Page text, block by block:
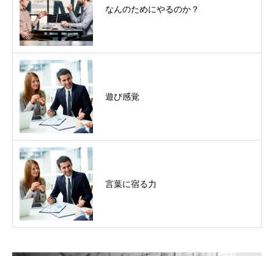
なんのためにやるのか？
遊び感覚
言葉に宿る力